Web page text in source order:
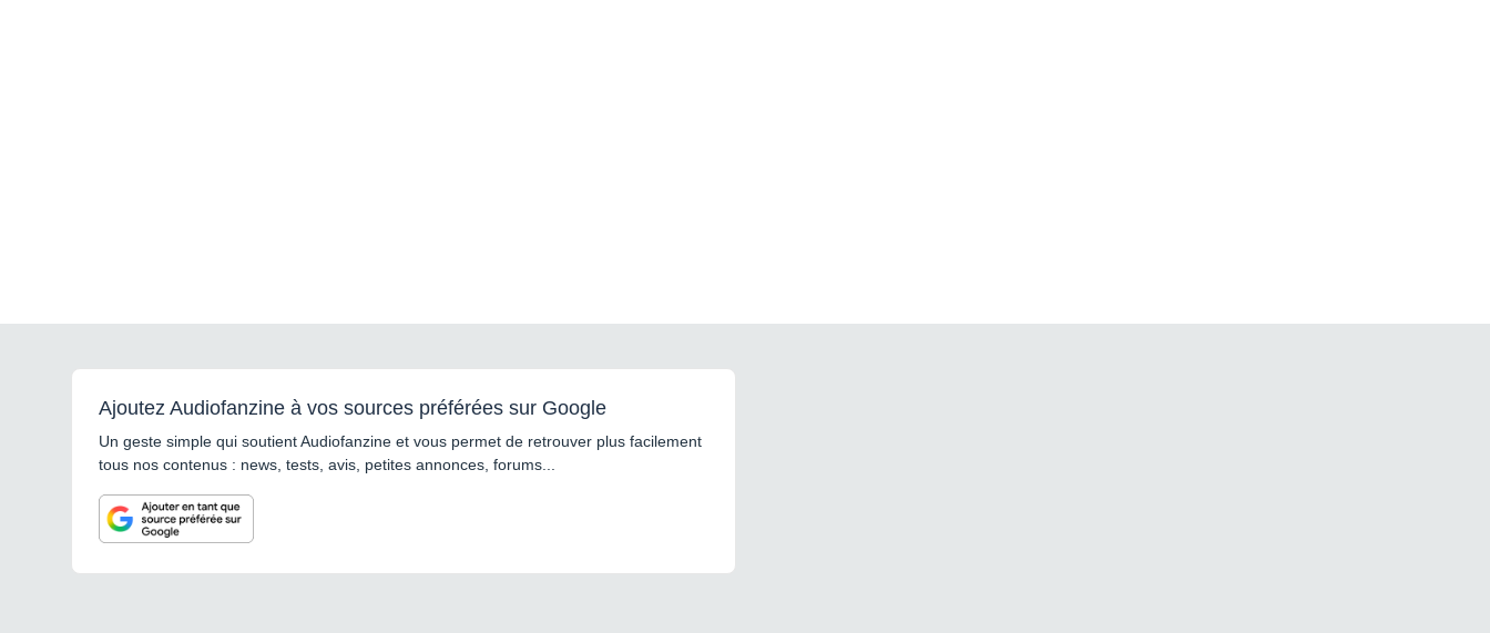
Ajoutez Audiofanzine à vos sources préférées sur Google
Un geste simple qui soutient Audiofanzine et vous permet de retrouver plus facilement
tous nos contenus : news, tests, avis, petites annonces, forums...